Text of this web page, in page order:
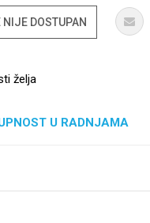
NIJE DOSTUPAN
želja
U RADNJAMA